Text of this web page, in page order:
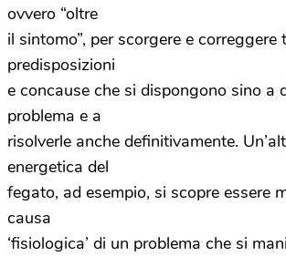
ovvero “oltre
il sintomo”, per scorgere e correggere
predisposizioni
e concause che si dispongono sino a
problema e a
risolverle anche definitivamente.
energetica del
fegato, ad esempio, si scopre essere
causa
‘fisiologica’ di un problema che si